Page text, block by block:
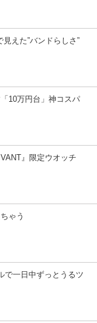
えた”バンドらしさ”
10万円台」神コスパ
』限定ウオッチ
ゃう
で一日中ずっとうるツ